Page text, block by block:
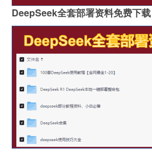
DeepSeek全套部署资料免费下载